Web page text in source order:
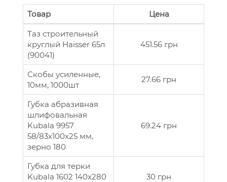
Товар Цена
Таз строительный
круглый Haisser 65л
(90041)
451.56 грн
Скобы усиленные,
10мм, 1000шт
27.66 грн
Губка абразивная
шлифовальная
Kubala 9957
58/83х100х25 мм,
зерно 180
69.24 грн
Губка для терки
Kubala 1602 140х280
30 грн